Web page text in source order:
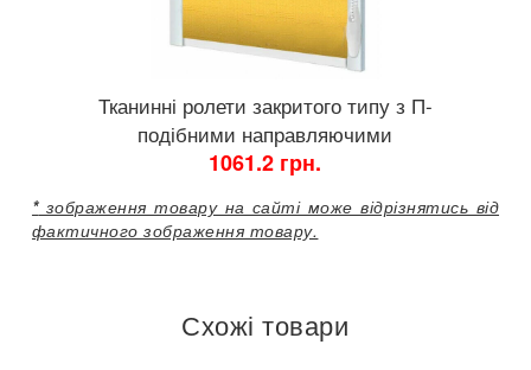
Тканинні ролети закритого типу з П-
подібними направляючими
1061.2 грн.
*зображення товару на сайті може відрізнятись від
фактичного зображення товару.
Схожі товари